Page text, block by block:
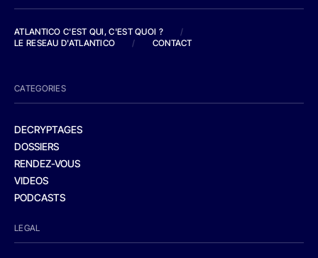
ATLANTICO C'EST QUI, C'EST QUOI ?
/
LE RESEAU D'ATLANTICO
/ CONTACT
CATEGORIES
DECRYPTAGES
DOSSIERS
RENDEZ-VOUS
VIDEOS
PODCASTS
LEGAL